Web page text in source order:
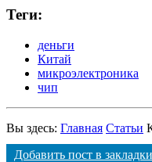
Теги:
деньги
Китай
микроэлектроника
чип
Вы здесь: Главная Статьи
Добавить пост в